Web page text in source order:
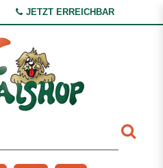
JETZT ERREICHBAR